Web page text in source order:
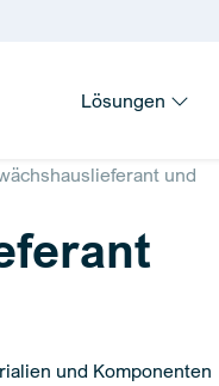
Lösungen
und
und Komponenten